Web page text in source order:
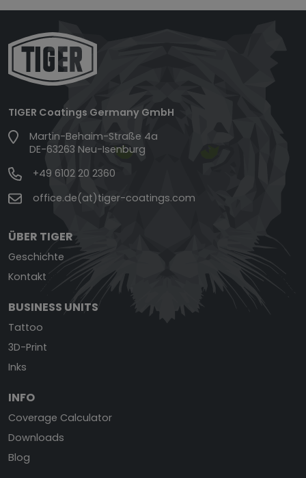
TIGER Coatings Germany GmbH
Martin-Behaim-Straße 4a
DE-63263 Neu-Isenburg
+49 6102 20 2360
office.de(at)tiger-coatings.com
ÜBER TIGER
Geschichte
Kontakt
BUSINESS UNITS
Tattoo
3D-Print
Inks
INFO
Coverage Calculator
Downloads
Blog